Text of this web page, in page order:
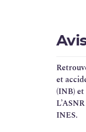
et
(INB)
L’ASNR
INES.